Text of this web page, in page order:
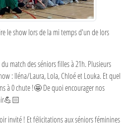
le show lors de la mi temps d'un de lors
match des séniors filles à 21h. Plusieurs
: Iléna/Laura, Lola, Chloé et Louka. Et quel
à 0 chute !🤩 De quoi encourager nos
invité ! Et félicitations aux séniors féminines